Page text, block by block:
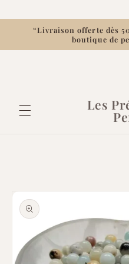
contenu
“Livraison offerte dès
boutique de
Les
Passer aux
informations
produits